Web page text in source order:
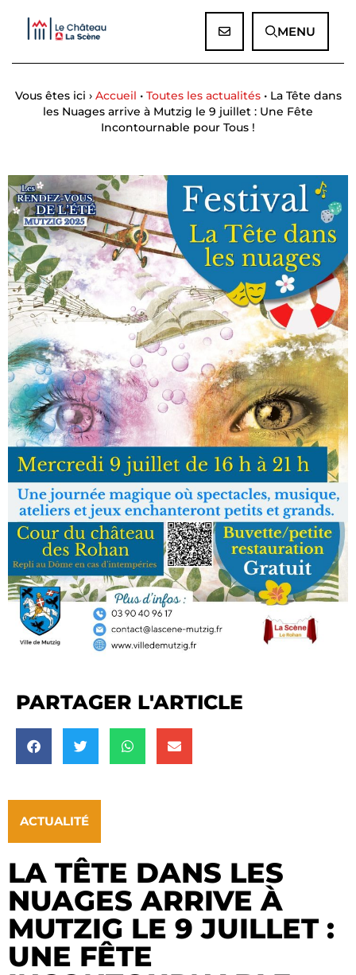
MENU
Vous êtes ici › Accueil • Toutes les actualités• La Tête dans
les Nuages arrive à Mutzig le 9 juillet : Une Fête
Incontournable pour Tous !
PARTAGER L'ARTICLE
ACTUALITÉ
LA TÊTE DANS LES
NUAGES ARRIVE À
MUTZIG LE 9 JUILLET :
UNE FÊTE
Panneau de gestion des cookies